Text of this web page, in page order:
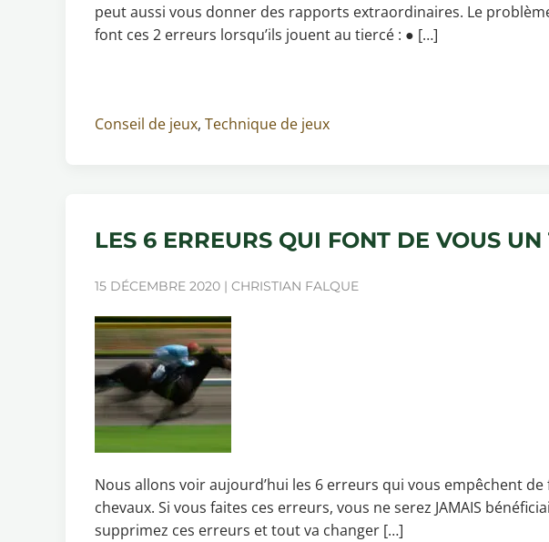
peut aussi vous donner des rapports extraordinaires. Le
font ces 2 erreurs lorsqu’ils jouent au tiercé : ● […]
Conseil de jeux, Technique de jeux
LES 6 ERREURS QUI FONT DE VOUS
15 DÉCEMBRE 2020 | CHRISTIAN FALQUE
Nous allons voir aujourd’hui les 6 erreurs qui vous empêchent
chevaux. Si vous faites ces erreurs, vous ne serez JAMAIS
supprimez ces erreurs et tout va changer […]